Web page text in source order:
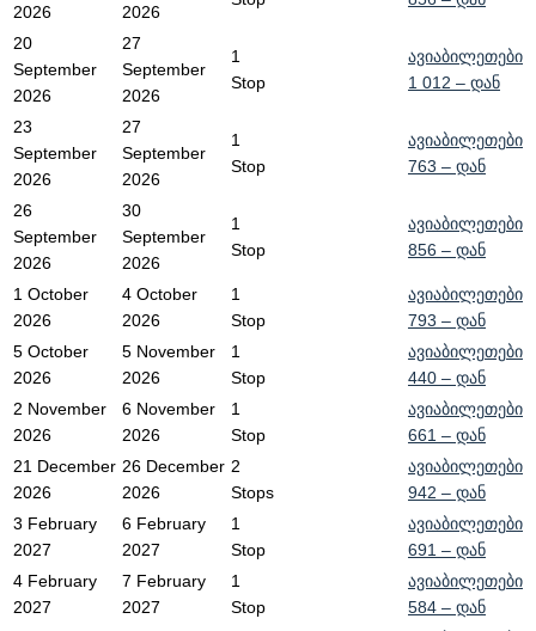
2026 2026
20
September
2026
27
September
2026
1
Stop
ავიაბილეთები
1 012 – დან
23
September
2026
27
September
2026
1
Stop
ავიაბილეთები
763 – დან
26
September
2026
30
September
2026
1
Stop
ავიაბილეთები
856 – დან
1 October
2026
4 October
2026
1
Stop
ავიაბილეთები
793 – დან
5 October
2026
5 November
2026
1
Stop
ავიაბილეთები
440 – დან
2 November
2026
6 November
2026
1
Stop
ავიაბილეთები
661 – დან
21 December
2026
26 December
2026
2
Stops
ავიაბილეთები
942 – დან
3 February
2027
6 February
2027
1
Stop
ავიაბილეთები
691 – დან
4 February
2027
7 February
2027
1
Stop
ავიაბილეთები
584 – დან